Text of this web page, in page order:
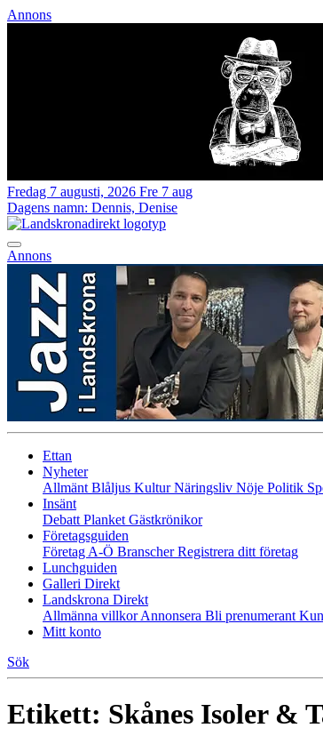
Annons
Fredag 7 augusti, 2026 Fre 7 aug
Dagens namn: Dennis, Denise
Annons
Ettan
Nyheter
Allmänt Blåljus KulturNäringsliv Nöje Politik
Insänt
Debatt Planket Gästkrönikor
Företagsguiden
Företag A-Ö BranscherRegistrera ditt företag
Lunchguiden
Galleri Direkt
Landskrona Direkt
Allmänna villkorAnnonsera Bli prenumerant
Mitt konto
Sök
Etikett: Skånes Isoler &